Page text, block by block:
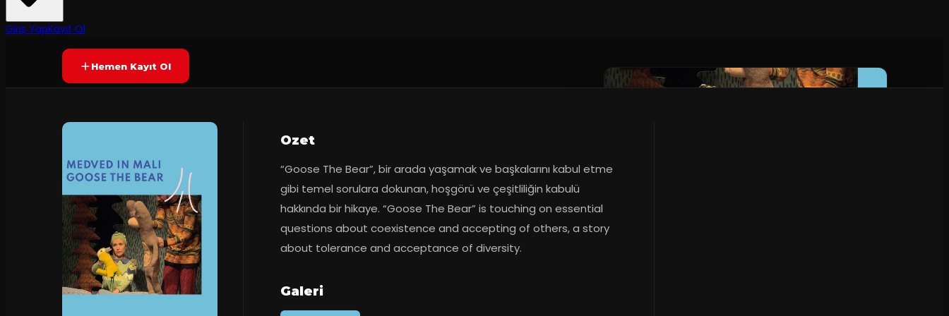
Giriş YapKayıt OlSONA ERDI
Hemen Kayıt Ol
Ozet
“Goose The Bear”, bir arada yaşamak ve başkalarını kabul etme
gibi temel sorulara dokunan, hoşgörü ve çeşitliliğin kabulü
hakkında bir hikaye. “Goose The Bear” is touching on essential
questions about coexistence and accepting of others, a story
about tolerance and acceptance of diversity.
Galeri